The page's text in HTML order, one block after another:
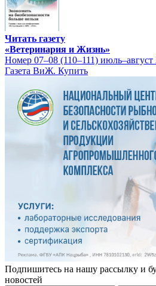
Читать газету
«Ветеринария и Жизнь»
Номер 07–08 (110–111) июль–август
Газета ВиЖ. Купить
Подпишитесь на нашу рассылку и
новостей